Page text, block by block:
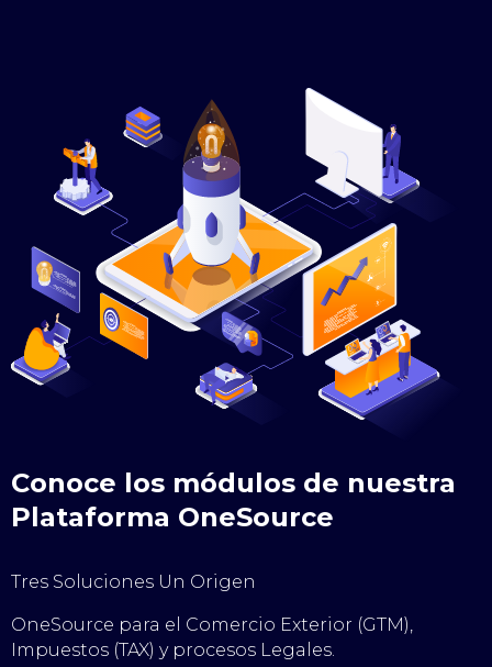
Conoce los módulos de nuestra
Plataforma OneSource
Tres Soluciones Un Origen
OneSource para el Comercio Exterior (GTM),
Impuestos (TAX) y procesos Legales.